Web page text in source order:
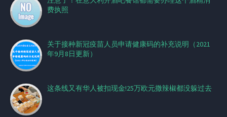
费执照
关于接种新冠疫苗人员申请健康码的补充说明（2021
年9月8日更新）
这条线又有华人被扣现金!25万欧元撒辣椒都没躲过去